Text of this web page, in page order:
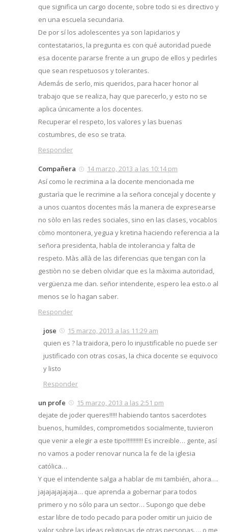
que significa un cargo docente, sobre todo si es directivo y
en una escuela secundaria.
De por sí los adolescentes ya son lapidarios y
contestatarios, la pregunta es con qué autoridad puede
esa docente pararse frente a un grupo de ellos y pedirles
que sean respetuosos y tolerantes.
Además de serlo, mis queridos, para hacer honor al
trabajo que se realiza, hay que parecerlo, y esto no se
aplica únicamente a los docentes.
Recuperar el respeto, los valores y las buenas
costumbres, de eso se trata.
Responder
Compañera
14 marzo, 2013 a las 10:14 pm
Así como le recrimina a la docente mencionada me
gustarìa que le recrimine a la señora concejal y docente y
a unos cuantos docentes más la manera de expresearse
no sòlo en las redes sociales, sino en las clases, vocablos
còmo montonera, yegua y kretina haciendo referencia a la
señora presidenta, habla de intolerancia y falta de
respeto. Màs allà de las diferencias que tengan con la
gestiòn no se deben olvidar que es la màxima autoridad,
vergüenza me dan. señor intendente, espero lea esto.o al
menos se lo hagan saber.
Responder
jose
15 marzo, 2013 a las 11:29 am
quien es ? la traidora, pero lo injustificable no puede ser
justificado con otras cosas, la chica docente se equivoco
y listo
Responder
un profe
15 marzo, 2013 a las 2:51 pm
dejate de joder queres!!!!! habiendo tantos sacerdotes
buenos, humildes, comprometidos socialmente, tuvieron
que venir a elegir a este tipo!!!!!!!!!!! Es increible… gente, así
no vamos a poder renovar nunca la fe de la iglesia
católica…
Y que el intendente salga a hablar de mi también, ahora….
jajajajajajaja… que aprenda a gobernar para todos
primero y no sólo para un sector… Supongo que debe
estar libre de todo pecado para poder omitir un juicio de
valor sobre las ideas religiosas de otras personas…. o me